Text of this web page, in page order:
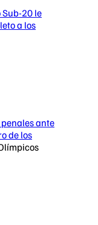
Sub-20 le
a los
penales ante
de los